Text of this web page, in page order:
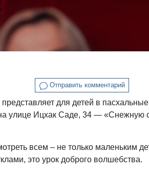
Отправить комментарий
для детей в
улице Ицхак Саде, 34 — «Снежную
всем – не только маленьким
это урок доброго волшебства.